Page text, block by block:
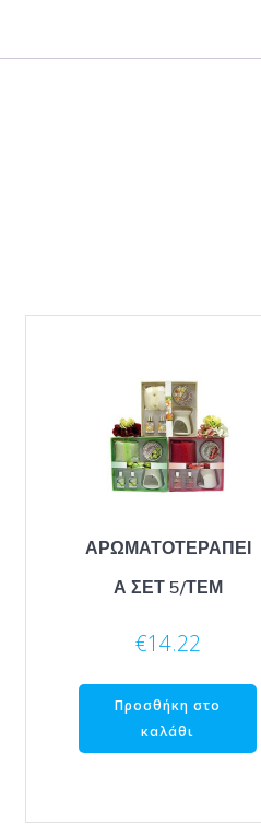
ΑΡΩΜΑΤΟΤΕΡΑΠΕΙ
Α ΣΕΤ 5/ΤΕΜ
€14.22
Προσθήκη στο
καλάθι